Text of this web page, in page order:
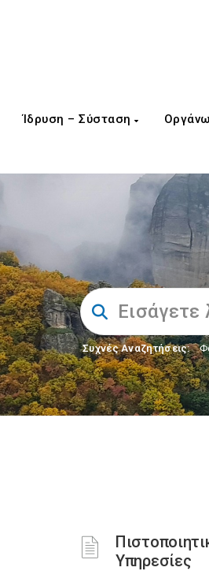
Ίδρυση – Σύσταση
Συχνές Αναζητήσεις:
Υπηρεσίες